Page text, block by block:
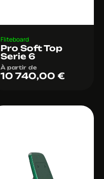
Fliteboard
Pro Soft Top
Serie 6
À partir de
10 740,00 €